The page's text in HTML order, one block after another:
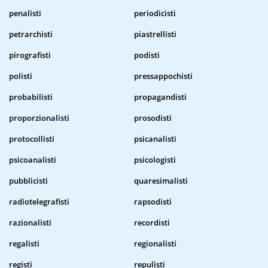
penalisti
periodicisti
petrarchisti
piastrellisti
pirografisti
podisti
polisti
pressappochisti
probabilisti
propagandisti
proporzionalisti
prosodisti
protocollisti
psicanalisti
psicoanalisti
psicologisti
pubblicisti
quaresimalisti
radiotelegrafisti
rapsodisti
razionalisti
recordisti
regalisti
regionalisti
registi
repulisti